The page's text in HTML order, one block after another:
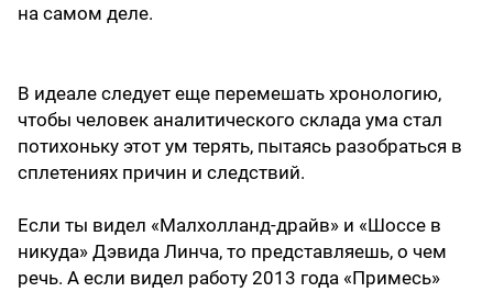
на самом деле.
В идеале следует еще перемешать хронологию,
чтобы человек аналитического склада ума стал
потихоньку этот ум терять, пытаясь разобраться в
сплетениях причин и следствий.
Если ты видел «Малхолланд-драйв» и «Шоссе в
никуда» Дэвида Линча, то представляешь, о чем
речь. А если видел работу 2013 года «Примесь»